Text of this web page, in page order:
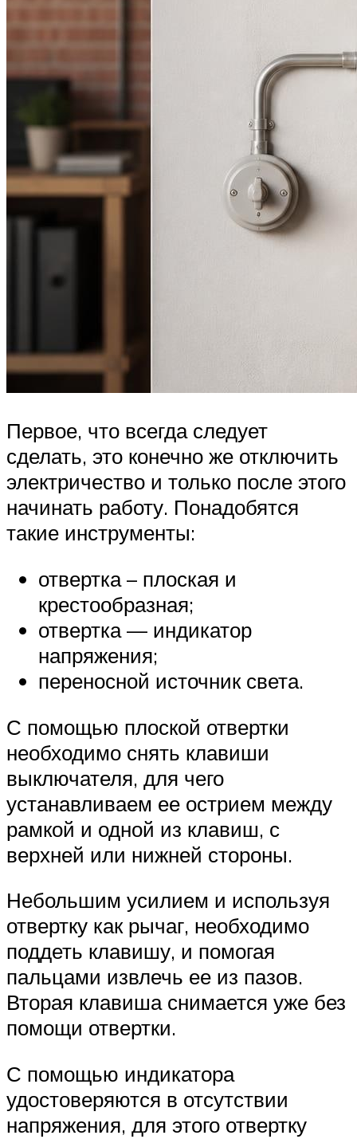
Первое, что всегда следует
сделать, это конечно же отключить
электричество и только после этого
начинать работу. Понадобятся
такие инструменты:
отвертка – плоская и
крестообразная;
отвертка — индикатор
напряжения;
переносной источник света.
С помощью плоской отвертки
необходимо снять клавиши
выключателя, для чего
устанавливаем ее острием между
рамкой и одной из клавиш, с
верхней или нижней стороны.
Небольшим усилием и используя
отвертку как рычаг, необходимо
поддеть клавишу, и помогая
пальцами извлечь ее из пазов.
Вторая клавиша снимается уже без
помощи отвертки.
С помощью индикатора
удостоверяются в отсутствии
напряжения, для этого отвертку